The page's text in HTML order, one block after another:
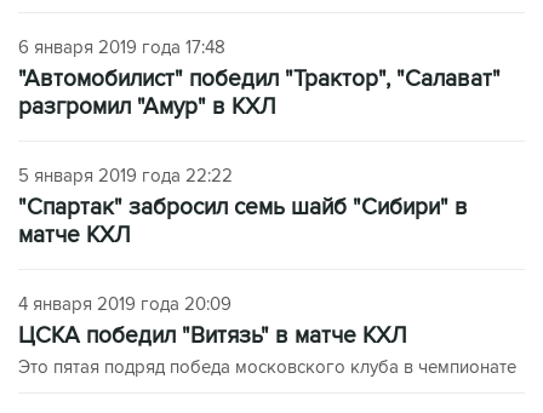
6 января 2019 года 17:48
"Автомобилист" победил "Трактор", "Салават"
разгромил "Амур" в КХЛ
5 января 2019 года 22:22
"Спартак" забросил семь шайб "Сибири" в
матче КХЛ
4 января 2019 года 20:09
ЦСКА победил "Витязь" в матче КХЛ
Это пятая подряд победа московского клуба в чемпионате